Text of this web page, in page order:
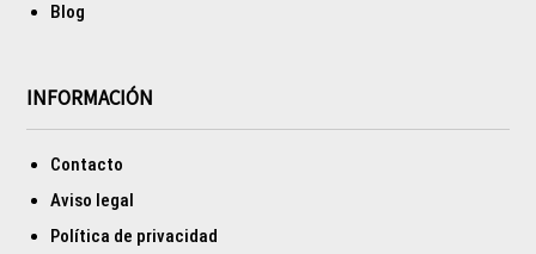
Blog
INFORMACIÓN
Contacto
Aviso legal
Política de privacidad